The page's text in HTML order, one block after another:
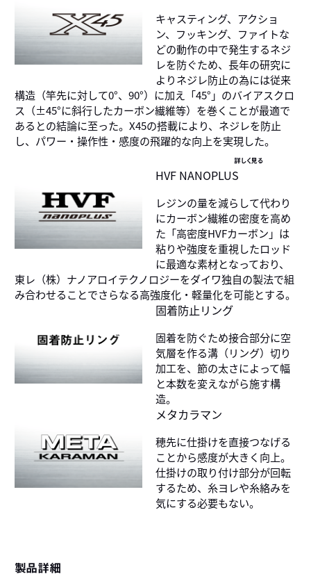
キャスティング、アクショ
ン、フッキング、ファイトな
どの動作の中で発生するネジ
レを防ぐため、長年の研究に
よりネジレ防止の為には従来
構造（竿先に対して0°、90°）に加え「45°」のバイアスクロ
ス（±45°に斜行したカーボン繊維等）を巻くことが最適で
あるとの結論に至った。X45の搭載により、ネジレを防止
し、パワー・操作性・感度の飛躍的な向上を実現した。
詳しく見る
HVF NANOPLUS
レジンの量を減らして代わり
にカーボン繊維の密度を高め
た「高密度HVFカーボン」は
粘りや強度を重視したロッド
に最適な素材となっており、
東レ（株）ナノアロイテクノロジーをダイワ独自の製法で組
み合わせることでさらなる高強度化・軽量化を可能とする。
固着防止リング
固着を防ぐため接合部分に空
気層を作る溝（リング）切り
加工を、節の太さによって幅
と本数を変えながら施す構
造。
メタカラマン
穂先に仕掛けを直接つなげる
ことから感度が大きく向上。
仕掛けの取り付け部分が回転
するため、糸ヨレや糸絡みを
気にする必要もない。
製品詳細